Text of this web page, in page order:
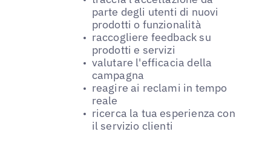
parte degli utenti di nuovi
prodotti o funzionalità
raccogliere feedback su
prodotti e servizi
valutare l'efficacia della
campagna
reagire ai reclami in tempo
reale
ricerca la tua esperienza con
il servizio clienti